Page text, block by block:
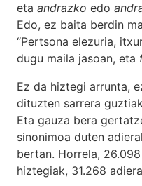
eta andrazko edo
Edo, ez baita berdin
“Pertsona elezuria,
dugu maila jasoan, eta
Ez da hiztegi arrunta,
dituzten sarrera
Eta gauza bera
sinonimoa duten
bertan. Horrela,
hiztegiak, 31.268